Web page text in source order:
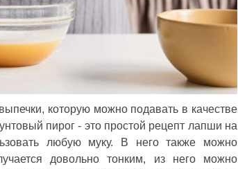
которую можно подавать в качестве
пирог - это простой рецепт лапши на
любую муку. В него также можно
довольно тонким, из него можно